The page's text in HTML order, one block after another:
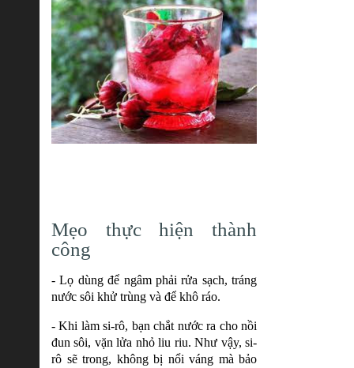
Mẹo thực hiện thành
công
- Lọ dùng để ngâm phải rửa sạch, tráng
nước sôi khử trùng và để khô ráo.
- Khi làm si-rô, bạn chắt nước ra cho nồi
đun sôi, vặn lửa nhỏ liu riu. Như vậy, si-
rô sẽ trong, không bị nổi váng mà bảo